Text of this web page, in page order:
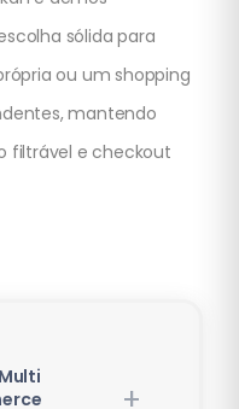
sólida para
ou um shopping
mantendo
filtrável e checkout